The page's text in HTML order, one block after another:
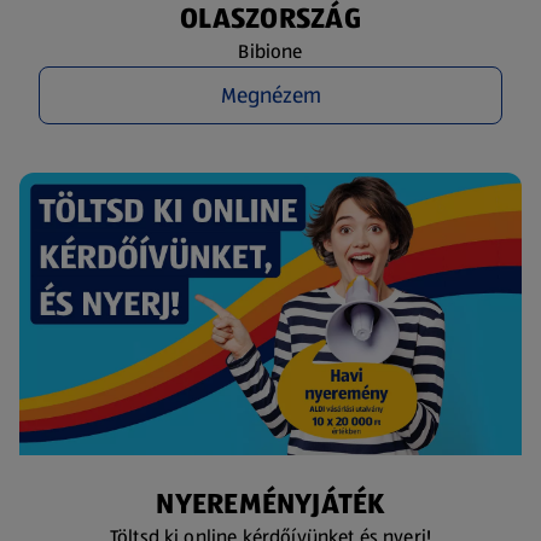
OLASZORSZÁG
Bibione
Megnézem
NYEREMÉNYJÁTÉK